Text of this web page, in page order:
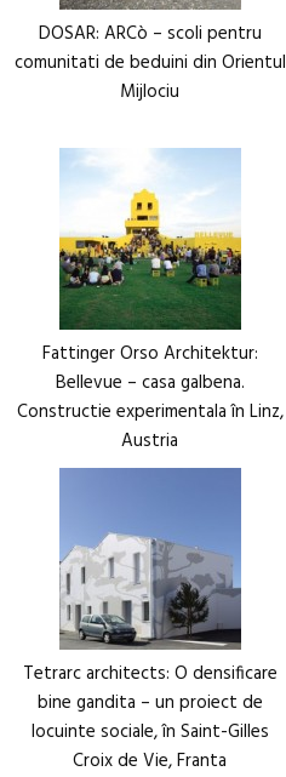
DOSAR: ARCò – scoli pentru
comunitati de beduini din Orientul
Mijlociu
Fattinger Orso Architektur:
Bellevue – casa galbena.
Constructie experimentala în Linz,
Austria
Tetrarc architects: O densificare
bine gandita – un proiect de
locuinte sociale, în Saint-Gilles
Croix de Vie, Franta